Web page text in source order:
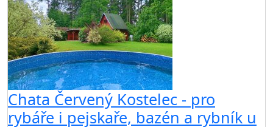
Chata Červený Kostelec - pro
rybáře i pejskaře, bazén a rybník u